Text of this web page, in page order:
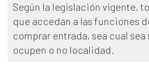
Según la legislación vigente,
que accedan a las funciones
comprar entrada, sea cual sea
ocupen o no localidad.